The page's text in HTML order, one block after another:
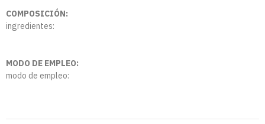
COMPOSICIÓN:
ingredientes:
MODO DE EMPLEO:
modo de empleo: